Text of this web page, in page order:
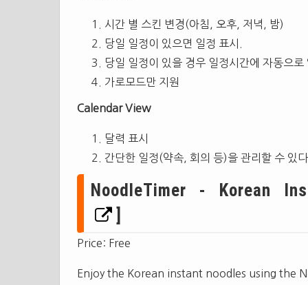
시간 별 스킨 변경(아침, 오후, 저녁, 밤)
당일 일정이 있으면 일정 표시.
당일 일정이 있을 경우 일정시간에 자동으로
가로모드만 지원
Calendar View
달력 표시
간단한 일정(약속, 회의 등)을 관리할 수 있
NoodleTimer - Korean
Price: Free
Enjoy the Korean instant noodles using the